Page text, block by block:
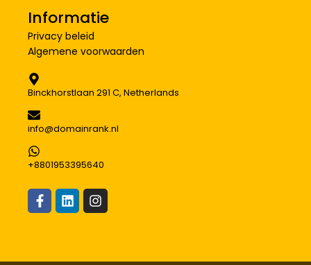
Informatie
Privacy beleid
Algemene voorwaarden
Binckhorstlaan 291 C, Netherlands
info@domainrank.nl
+8801953395640